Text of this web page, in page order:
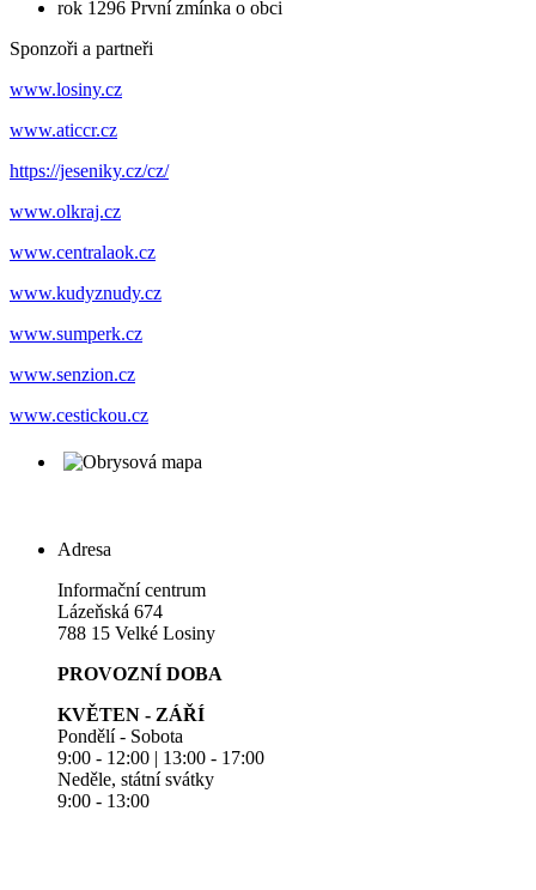
rok 1296 První zmínka o obci
Sponzoři a partneři
www.losiny.cz
www.aticcr.cz
https://jeseniky.cz/cz/
www.olkraj.cz
www.centralaok.cz
www.kudyznudy.cz
www.sumperk.cz
www.senzion.cz
www.cestickou.cz
Adresa
Informační centrum
Lázeňská 674
788 15 Velké Losiny
PROVOZNÍ DOBA
KVĚTEN - ZÁŘÍ
Pondělí - Sobota
9:00 - 12:00 | 13:00 - 17:00
Neděle, státní svátky
9:00 - 13:00